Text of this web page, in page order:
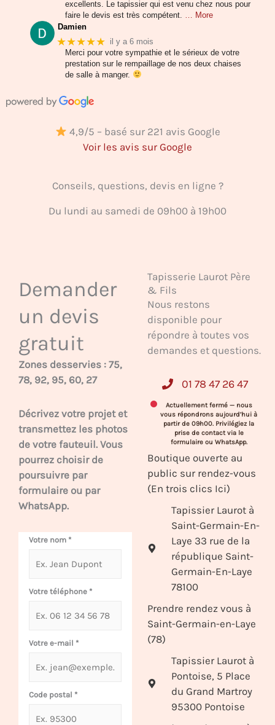
excellents. Le tapissier qui est venu chez nous pour
faire le devis est très compétent. … More
Damien
★★★★★ il y a 6 mois
Merci pour votre sympathie et le sérieux de votre
prestation sur le rempaillage de nos deux chaises
de salle à manger.
4,9/5 – basé sur 221 avis Google
Voir les avis sur Google
Conseils, questions, devis en ligne ?
Du lundi au samedi de 09h00 à 19h00
Demander
un devis
gratuit
Zones desservies : 75,
78, 92, 95, 60, 27
Décrivez votre projet et
transmettez les photos
de votre fauteuil. Vous
pourrez choisir de
poursuivre par
formulaire ou par
WhatsApp.
Votre nom *
Votre téléphone *
Votre e-mail *
Code postal *
Tapisserie Laurot Père
& Fils
Nous restons
disponible pour
répondre à toutes vos
demandes et questions.
01 78 47 26 47
Actuellement fermé — nous
vous répondrons aujourd’hui à
partir de 09h00. Privilégiez la
prise de contact via le
formulaire ou WhatsApp.
Boutique ouverte au
public sur rendez-vous
(En trois clics Ici)
Tapissier Laurot à
Saint-Germain-En-
Laye 33 rue de la
république Saint-
Germain-En-Laye
78100
Prendre rendez vous à
Saint-Germain-en-Laye
(78)
Tapissier Laurot à
Pontoise, 5 Place
du Grand Martroy
95300 Pontoise